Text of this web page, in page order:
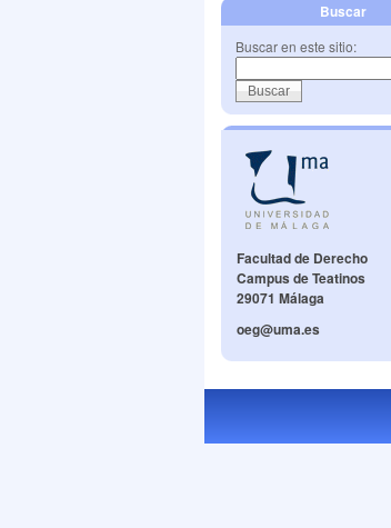
Buscar
Buscar en este sitio:
Facultad de Derecho
Campus de Teatinos
29071 Málaga
oeg@uma.es